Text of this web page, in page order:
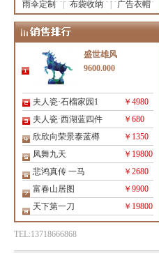
雨伞定制
布袋收纳 | 广告衣帽
盛世雄风
9600.000
夫人瓷·石榴家园1
￥4980
夫人瓷·西湖蓝四件
￥680
欣欣向荣景泰蓝樽
￥1350
凤舞九天
￥19800
悲鸿真传 一马
￥2680
富春山居图
￥9900
天下第一刀
￥19800
TEL:13718666868